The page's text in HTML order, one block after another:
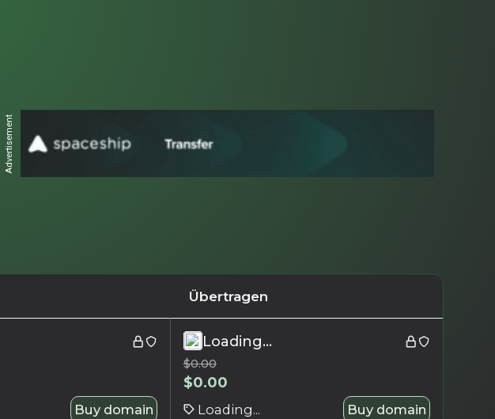
Advertisement
Übertragen
Buy domain
Loading...
$0.00
$0.00
Loading... Buy domain